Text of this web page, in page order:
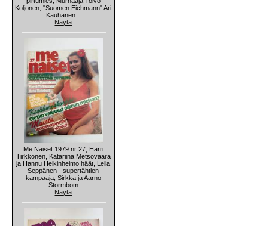
Koljonen, "Suomen Eichmann" Ari
Kauhanen...
Näytä
Me Naiset 1979 nr 27, Harri
Tirkkonen, Katariina Metsovaara
ja Hannu Heikinheimo häät, Leila
Seppänen - supertähtien
kampaaja, Sirkka ja Aarno
Stormbom
Näytä